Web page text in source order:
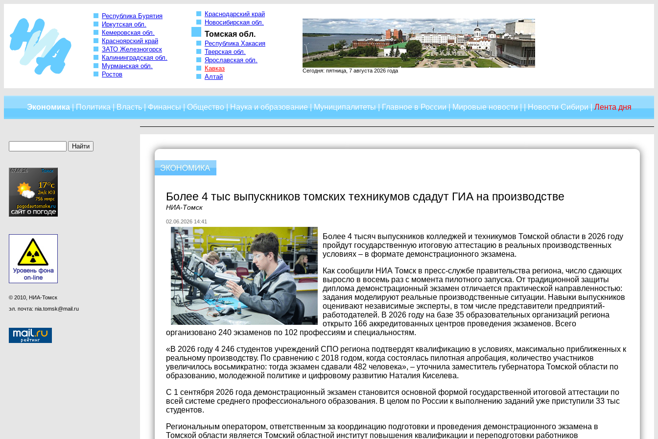
Республика Бурятия
Иркутская обл.
Кемеровская обл.
Красноярский край
ЗАТО Железногорск
Калининградская обл.
Мурманская обл.
Ростов
Краснодарский край
Новосибирская обл.
Томская обл.
Республика Хакасия
Тверская обл.
Ярославская обл.
Кавказ
Алтай
Сегодня: пятница, 7 августа 2026 года
Экономика|Политика|Власть|Финансы|Общество|Наука и образование|Муниципалитеты|Главное в России|Мировые новости| |Новости Сибири|Лента дня
© 2010, НИА-Томск
эл. почта: nia.tomsk@mail.ru
Более 4 тыс выпускников томских техникумов сдадут ГИА на производстве
НИА-Томск
02.06.2026 14:41
Более 4 тысяч выпускников колледжей и техникумов Томской области в 2026 году
пройдут государственную итоговую аттестацию в реальных производственных
условиях – в формате демонстрационного экзамена.
Как сообщили НИА Томск в пресс-службе правительства региона, число сдающих
выросло в восемь раз с момента пилотного запуска. От традиционной защиты
диплома демонстрационный экзамен отличается практической направленностью:
задания моделируют реальные производственные ситуации. Навыки выпускников
оценивают независимые эксперты, в том числе представители предприятий-
работодателей. В 2026 году на базе 35 образовательных организаций региона
открыто 166 аккредитованных центров проведения экзаменов. Всего
организовано 240 экзаменов по 102 профессиям и специальностям.
«В 2026 году 4 246 студентов учреждений СПО региона подтвердят квалификацию в условиях, максимально приближенных к
реальному производству. По сравнению с 2018 годом, когда состоялась пилотная апробация, количество участников
увеличилось восьмикратно: тогда экзамен сдавали 482 человека», – уточнила заместитель губернатора Томской области по
образованию, молодежной политике и цифровому развитию Наталия Киселева.
С 1 сентября 2026 года демонстрационный экзамен становится основной формой государственной итоговой аттестации по
всей системе среднего профессионального образования. В целом по России к выполнению заданий уже приступили 33 тыс
студентов.
Региональным оператором, ответственным за координацию подготовки и проведения демонстрационного экзамена в
Томской области является Томский областной институт повышения квалификации и переподготовки работников